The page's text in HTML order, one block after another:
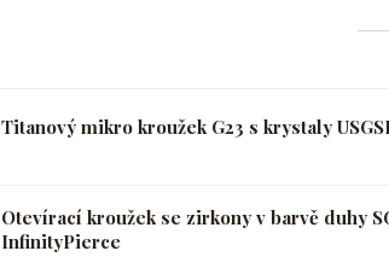
Titanový mikro kroužek G23 s krystaly
Otevírací kroužek se zirkony v barvě duhy
InfinityPierce